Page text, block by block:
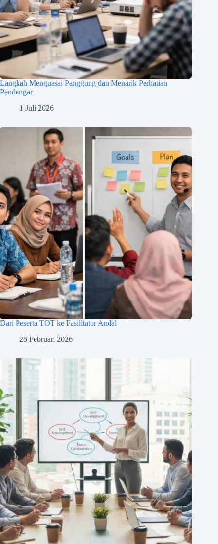
Langkah Menguasai Panggung dan Menarik Perhatian
Pendengar
1 Juli 2026
Dari Peserta TOT ke Fasilitator Andal
25 Februari 2026